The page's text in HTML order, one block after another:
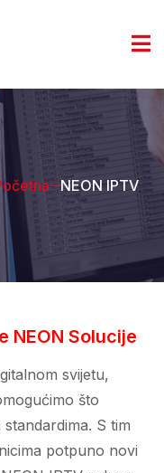
NEON IPTV
NEON Solucije
svijetu,
što
S tim
potpuno novi